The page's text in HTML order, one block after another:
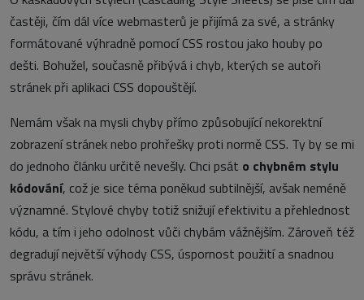
častěji, čím dál více webmasterů je přijímá za své, a stránky
formátované výhradně pomocí CSS rostou jako houby po
dešti. Bohužel, současně přibývá i chyb, kterých se autoři
stránek při aplikaci CSS dopouštějí.
Nemám však na mysli chyby přímo způsobující nekorektní
zobrazení stránek nebo prohřešky proti normě CSS. Ty by se mi
do jednoho článku určitě nevešly. Chci psát o chybném stylu
kódování, což je sice téma poněkud subtilnější, avšak neméně
významné. Stylové chyby totiž snižují efektivitu a přehlednost
kódu, a tím i jeho odolnost vůči chybám vážnějším. Zároveň též
degradují největší výhody CSS, úspornost použití a snadnou
správu stránek.